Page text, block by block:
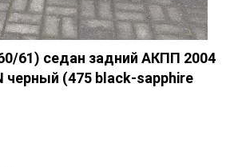
61) седан задний АКПП 2004
черный (475 black-sapphire